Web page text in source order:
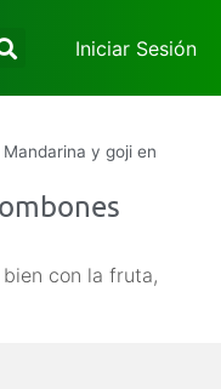
Iniciar Sesión
Mandarina y goji en
con la fruta,